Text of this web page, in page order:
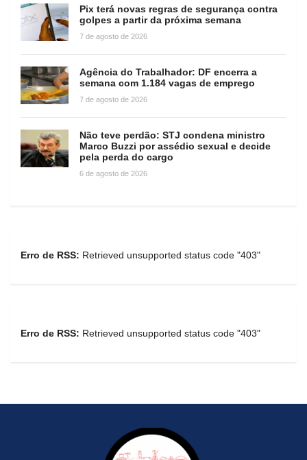
Pix terá novas regras de segurança contra
golpes a partir da próxima semana
7 de agosto de 2026
Agência do Trabalhador: DF encerra a
semana com 1.184 vagas de emprego
7 de agosto de 2026
Não teve perdão: STJ condena ministro
Marco Buzzi por assédio sexual e decide
pela perda do cargo
6 de agosto de 2026
Erro de RSS: Retrieved unsupported status code "403"
Erro de RSS: Retrieved unsupported status code "403"